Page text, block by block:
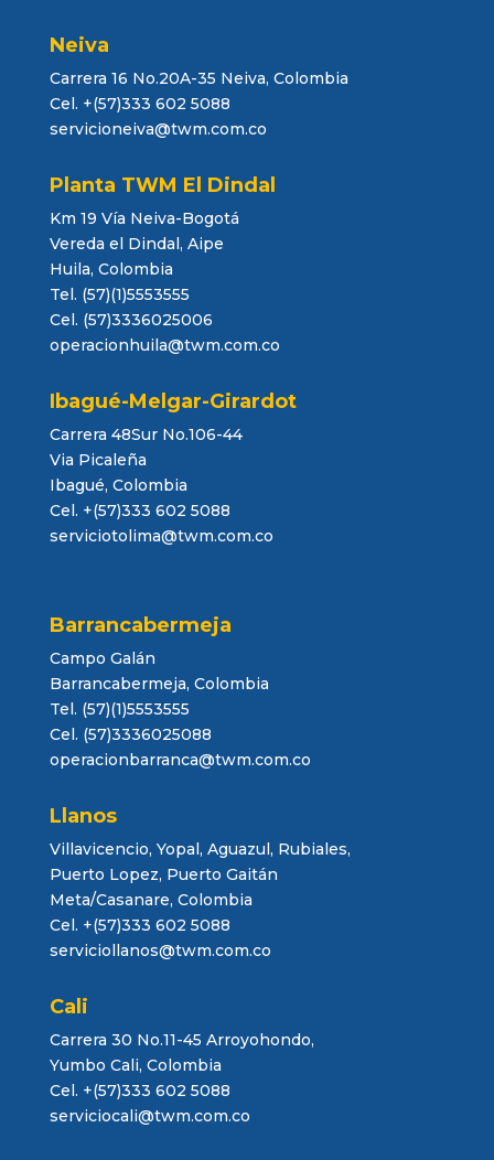
Neiva
Carrera 16 No.20A-35 Neiva, Colombia
Cel. +(57)333 602 5088
servicioneiva@twm.com.co
Planta TWM El Dindal
Km 19 Vía Neiva-Bogotá
Vereda el Dindal, Aipe
Huila, Colombia
Tel. (57)(1)5553555
Cel. (57)3336025006
operacionhuila@twm.com.co
Ibagué-Melgar-Girardot
Carrera 48Sur No.106-44
Via Picaleña
Ibagué, Colombia
Cel. +(57)333 602 5088
serviciotolima@twm.com.co
Barrancabermeja
Campo Galán
Barrancabermeja, Colombia
Tel. (57)(1)5553555
Cel. (57)3336025088
operacionbarranca@twm.com.co
Llanos
Villavicencio, Yopal, Aguazul, Rubiales,
Puerto Lopez, Puerto Gaitán
Meta/Casanare, Colombia
Cel. +(57)333 602 5088
serviciollanos@twm.com.co
Cali
Carrera 30 No.11-45 Arroyohondo,
Yumbo Cali, Colombia
Cel. +(57)333 602 5088
serviciocali@twm.com.co